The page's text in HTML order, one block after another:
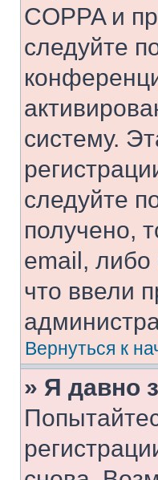
COPPA и
следуйте
систему.
следуйте
получено,
email,
что ввели
Вернуться к
» Я давно